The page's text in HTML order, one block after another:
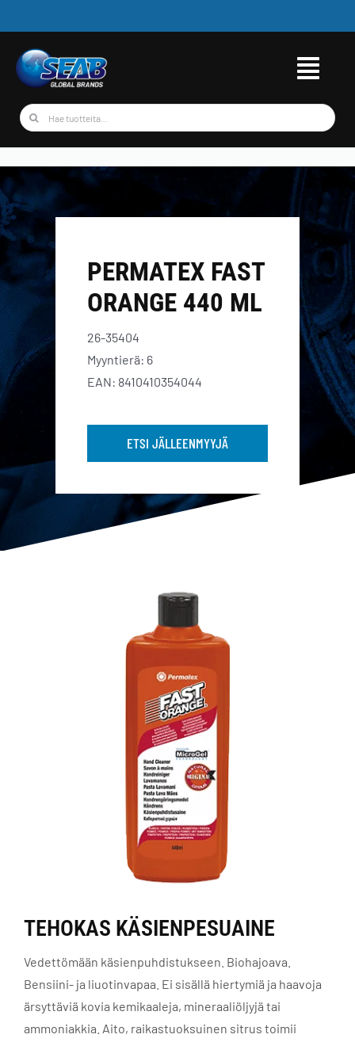
to
content
Etsi
PERMATEX FAST
ORANGE 440 ML
26-35404
Myyntierä: 6
EAN: 8410410354044
ETSI JÄLLEENMYYJÄ
TEHOKAS KÄSIENPESUAINE
Vedettömään käsienpuhdistukseen. Biohajoava.
Bensiini- ja liuotinvapaa. Ei sisällä hiertymiä ja haavoja
ärsyttäviä kovia kemikaaleja, mineraaliöljyjä tai
ammoniakkia. Aito, raikastuoksuinen sitrus toimii